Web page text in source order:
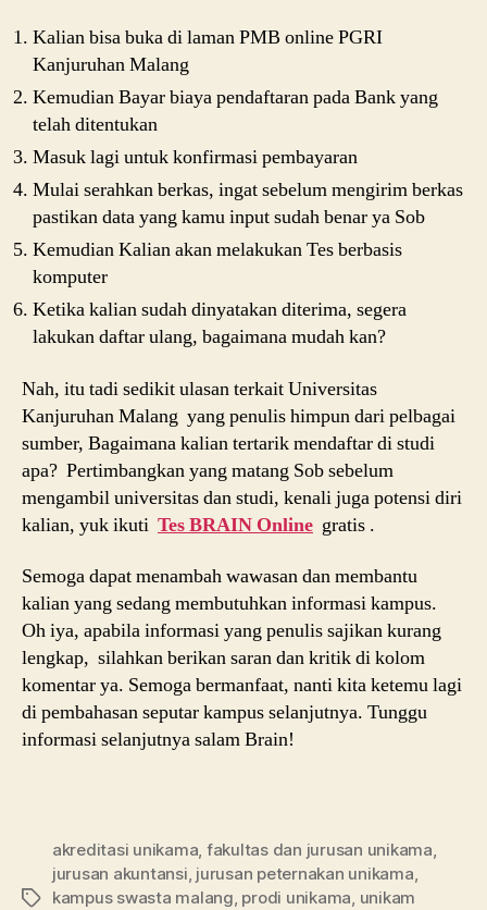
Kalian bisa buka di laman PMB online PGRI
Kanjuruhan Malang
Kemudian Bayar biaya pendaftaran pada Bank yang
telah ditentukan
Masuk lagi untuk konfirmasi pembayaran
Mulai serahkan berkas, ingat sebelum mengirim berkas
pastikan data yang kamu input sudah benar ya Sob
Kemudian Kalian akan melakukan Tes berbasis
komputer
Ketika kalian sudah dinyatakan diterima, segera
lakukan daftar ulang, bagaimana mudah kan?
Nah, itu tadi sedikit ulasan terkait Universitas
Kanjuruhan Malang yang penulis himpun dari pelbagai
sumber, Bagaimana kalian tertarik mendaftar di studi
apa? Pertimbangkan yang matang Sob sebelum
mengambil universitas dan studi, kenali juga potensi diri
kalian, yuk ikuti Tes BRAIN Online gratis .
Semoga dapat menambah wawasan dan membantu
kalian yang sedang membutuhkan informasi kampus.
Oh iya, apabila informasi yang penulis sajikan kurang
lengkap, silahkan berikan saran dan kritik di kolom
komentar ya. Semoga bermanfaat, nanti kita ketemu lagi
di pembahasan seputar kampus selanjutnya. Tunggu
informasi selanjutnya salam Brain!
Tags
akreditasi unikama, fakultas dan jurusan unikama,
jurusan akuntansi, jurusan peternakan unikama,
kampus swasta malang, prodi unikama, unikam